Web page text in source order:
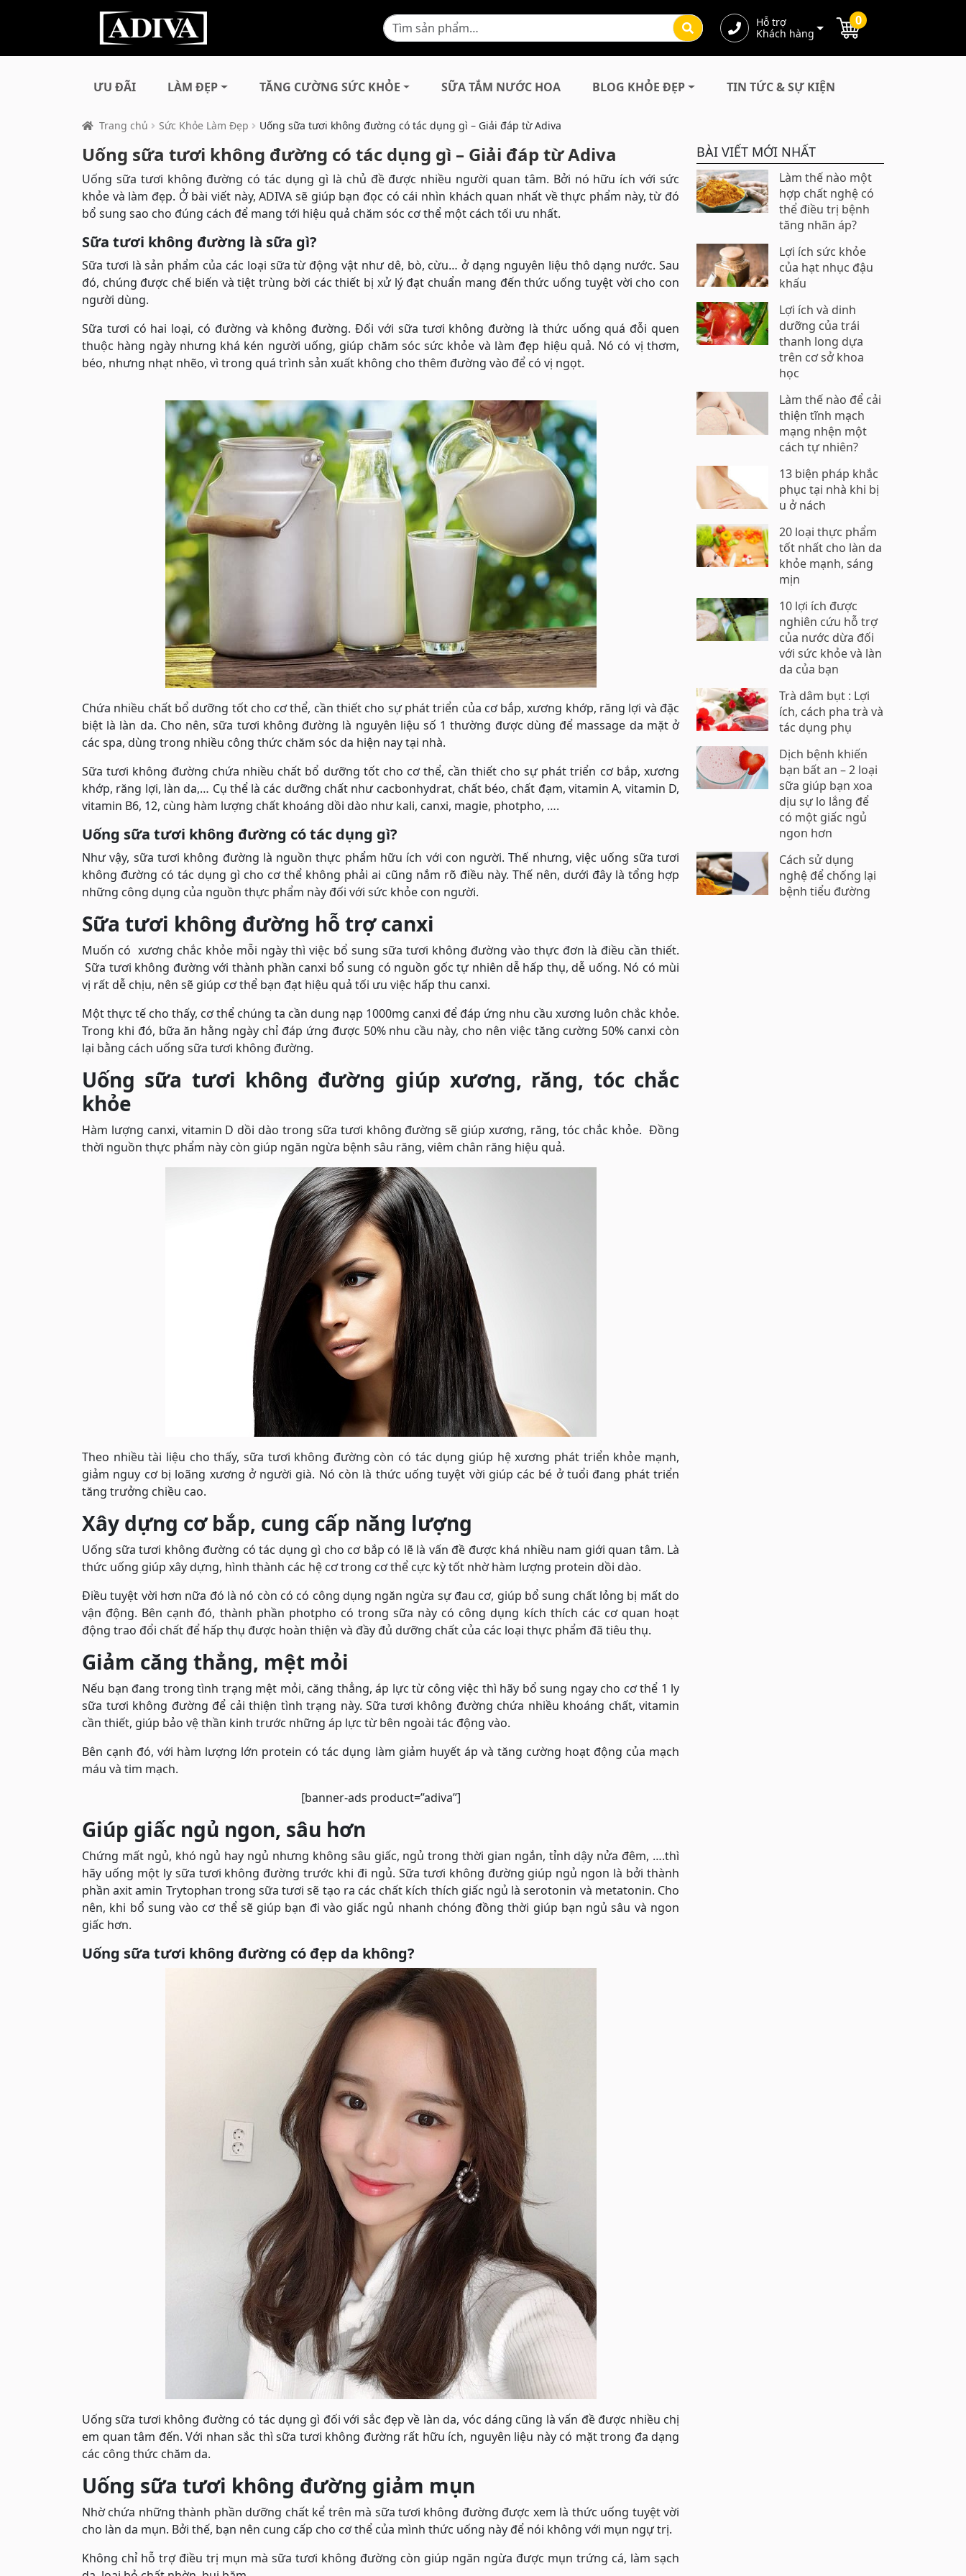
Hỗ trợ
Khách hàng
0
ƯU ĐÃI LÀM ĐẸP TĂNG CƯỜNG SỨC KHỎE SỮA TẮM NƯỚC HOA BLOG KHỎE ĐẸP TIN TỨC & SỰ KIỆN
Trang chủ Sức Khỏe Làm Đẹp Uống sữa tươi không đường có tác dụng gì – Giải đáp từ Adiva
Uống sữa tươi không đường có tác dụng gì – Giải đáp từ Adiva
Uống sữa tươi không đường có tác dụng gì là chủ đề được nhiều người quan tâm. Bởi nó hữu ích với sức
khỏe và làm đẹp. Ở bài viết này, ADIVA sẽ giúp bạn đọc có cái nhìn khách quan nhất về thực phẩm này, từ đó
bổ sung sao cho đúng cách để mang tới hiệu quả chăm sóc cơ thể một cách tối ưu nhất.
Sữa tươi không đường là sữa gì?
Sữa tươi là sản phẩm của các loại sữa từ động vật như dê, bò, cừu… ở dạng nguyên liệu thô dạng nước. Sau
đó, chúng được chế biến và tiệt trùng bời các thiết bị xử lý đạt chuẩn mang đến thức uống tuyệt vời cho con
người dùng.
Sữa tươi có hai loại, có đường và không đường. Đối với sữa tươi không đường là thức uống quá đỗi quen
thuộc hàng ngày nhưng khá kén người uống, giúp chăm sóc sức khỏe và làm đẹp hiệu quả. Nó có vị thơm,
béo, nhưng nhạt nhẽo, vì trong quá trình sản xuất không cho thêm đường vào để có vị ngọt.
Chứa nhiều chất bổ dưỡng tốt cho cơ thể, cần thiết cho sự phát triển của cơ bắp, xương khớp, răng lợi và đặc
biệt là làn da. Cho nên, sữa tươi không đường là nguyên liệu số 1 thường được dùng để massage da mặt ở
các spa, dùng trong nhiều công thức chăm sóc da hiện nay tại nhà.
Sữa tươi không đường chứa nhiều chất bổ dưỡng tốt cho cơ thể, cần thiết cho sự phát triển cơ bắp, xương
khớp, răng lợi, làn da,… Cụ thể là các dưỡng chất như cacbonhydrat, chất béo, chất đạm, vitamin A, vitamin D,
vitamin B6, 12, cùng hàm lượng chất khoáng dồi dào như kali, canxi, magie, photpho, ….
Uống sữa tươi không đường có tác dụng gì?
Như vậy, sữa tươi không đường là nguồn thực phẩm hữu ích với con người. Thế nhưng, việc uống sữa tươi
không đường có tác dụng gì cho cơ thể không phải ai cũng nắm rõ điều này. Thế nên, dưới đây là tổng hợp
những công dụng của nguồn thực phẩm này đối với sức khỏe con người.
Sữa tươi không đường hỗ trợ canxi
Muốn có xương chắc khỏe mỗi ngày thì việc bổ sung sữa tươi không đường vào thực đơn là điều cần thiết.
Sữa tươi không đường với thành phần canxi bổ sung có nguồn gốc tự nhiên dễ hấp thụ, dễ uống. Nó có mùi
vị rất dễ chịu, nên sẽ giúp cơ thể bạn đạt hiệu quả tối ưu việc hấp thu canxi.
Một thực tế cho thấy, cơ thể chúng ta cần dung nạp 1000mg canxi để đáp ứng nhu cầu xương luôn chắc khỏe.
Trong khi đó, bữa ăn hằng ngày chỉ đáp ứng được 50% nhu cầu này, cho nên việc tăng cường 50% canxi còn
lại bằng cách uống sữa tươi không đường.
Uống sữa tươi không đường giúp xương, răng, tóc chắc
khỏe
Hàm lượng canxi, vitamin D dồi dào trong sữa tươi không đường sẽ giúp xương, răng, tóc chắc khỏe. Đồng
thời nguồn thực phẩm này còn giúp ngăn ngừa bệnh sâu răng, viêm chân răng hiệu quả.
Theo nhiều tài liệu cho thấy, sữa tươi không đường còn có tác dụng giúp hệ xương phát triển khỏe mạnh,
giảm nguy cơ bị loãng xương ở người già. Nó còn là thức uống tuyệt vời giúp các bé ở tuổi đang phát triển
tăng trưởng chiều cao.
Xây dựng cơ bắp, cung cấp năng lượng
Uống sữa tươi không đường có tác dụng gì cho cơ bắp có lẽ là vấn đề được khá nhiều nam giới quan tâm. Là
thức uống giúp xây dựng, hình thành các hệ cơ trong cơ thể cực kỳ tốt nhờ hàm lượng protein dồi dào.
Điều tuyệt vời hơn nữa đó là nó còn có có công dụng ngăn ngừa sự đau cơ, giúp bổ sung chất lỏng bị mất do
vận động. Bên cạnh đó, thành phần photpho có trong sữa này có công dụng kích thích các cơ quan hoạt
động trao đổi chất để hấp thụ được hoàn thiện và đầy đủ dưỡng chất của các loại thực phẩm đã tiêu thụ.
Giảm căng thẳng, mệt mỏi
Nếu bạn đang trong tình trạng mệt mỏi, căng thẳng, áp lực từ công việc thì hãy bổ sung ngay cho cơ thể 1 ly
sữa tươi không đường để cải thiện tình trạng này. Sữa tươi không đường chứa nhiều khoáng chất, vitamin
cần thiết, giúp bảo vệ thần kinh trước những áp lực từ bên ngoài tác động vào.
Bên cạnh đó, với hàm lượng lớn protein có tác dụng làm giảm huyết áp và tăng cường hoạt động của mạch
máu và tim mạch.
[banner-ads product=”adiva”]
Giúp giấc ngủ ngon, sâu hơn
Chứng mất ngủ, khó ngủ hay ngủ nhưng không sâu giấc, ngủ trong thời gian ngắn, tỉnh dậy nửa đêm, ….thì
hãy uống một ly sữa tươi không đường trước khi đi ngủ. Sữa tươi không đường giúp ngủ ngon là bởi thành
phần axit amin Trytophan trong sữa tươi sẽ tạo ra các chất kích thích giấc ngủ là serotonin và metatonin. Cho
nên, khi bổ sung vào cơ thể sẽ giúp bạn đi vào giấc ngủ nhanh chóng đồng thời giúp bạn ngủ sâu và ngon
giấc hơn.
Uống sữa tươi không đường có đẹp da không?
Uống sữa tươi không đường có tác dụng gì đối với sắc đẹp về làn da, vóc dáng cũng là vấn đề được nhiều chị
em quan tâm đến. Với nhan sắc thì sữa tươi không đường rất hữu ích, nguyên liệu này có mặt trong đa dạng
các công thức chăm da.
Uống sữa tươi không đường giảm mụn
Nhờ chứa những thành phần dưỡng chất kể trên mà sữa tươi không đường được xem là thức uống tuyệt vời
cho làn da mụn. Bởi thế, bạn nên cung cấp cho cơ thể của mình thức uống này để nói không với mụn ngự trị.
Không chỉ hỗ trợ điều trị mụn mà sữa tươi không đường còn giúp ngăn ngừa được mụn trứng cá, làm sạch
BÀI VIẾT MỚI NHẤT
Làm thế nào một
hợp chất nghệ có
thể điều trị bệnh
tăng nhãn áp?
Lợi ích sức khỏe
của hạt nhục đậu
khấu
Lợi ích và dinh
dưỡng của trái
thanh long dựa
trên cơ sở khoa
học
Làm thế nào để cải
thiện tĩnh mạch
mạng nhện một
cách tự nhiên?
13 biện pháp khắc
phục tại nhà khi bị
u ở nách
20 loại thực phẩm
tốt nhất cho làn da
khỏe mạnh, sáng
mịn
10 lợi ích được
nghiên cứu hỗ trợ
của nước dừa đối
với sức khỏe và làn
da của bạn
Trà dâm bụt : Lợi
ích, cách pha trà và
tác dụng phụ
Dịch bệnh khiến
bạn bất an – 2 loại
sữa giúp bạn xoa
dịu sự lo lắng để
có một giấc ngủ
ngon hơn
Cách sử dụng
nghệ để chống lại
bệnh tiểu đường